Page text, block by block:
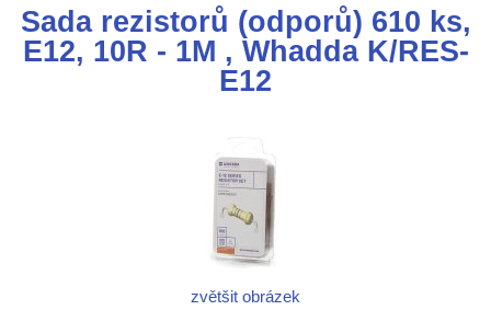
Sada rezistorů (odporů) 610 ks,
E12, 10R - 1M , Whadda K/RES-
E12
zvětšit obrázek